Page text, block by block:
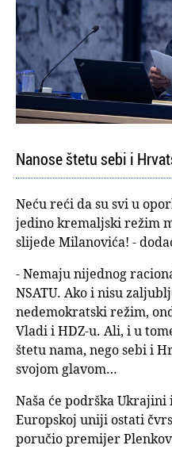
Nanose štetu sebi i
Neću reći da su svi u
jedino kremaljski režim
slijede Milanovića! -
- Nemaju nijednog
NSATU. Ako i nisu
nedemokratski režim,
Vladi i HDZ-u. Ali, i u
štetu nama, nego sebi i
svojom glavom…
Naša će podrška
Europskoj uniji ostati
poručio premijer